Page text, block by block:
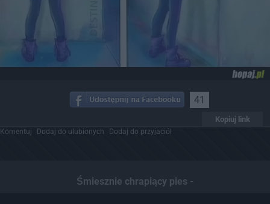
41
Kopiuj link
Komentuj Dodaj do ulubionych Dodaj do przyjaciół
Śmiesznie chrapiący pies -